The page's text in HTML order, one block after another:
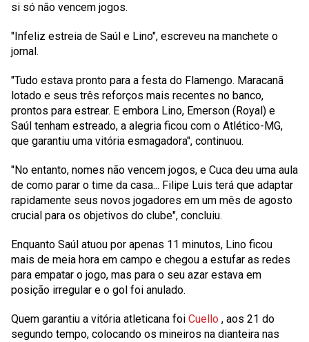
si só não vencem jogos.
"Infeliz estreia de Saúl e Lino", escreveu na manchete o
jornal.
"Tudo estava pronto para a festa do Flamengo. Maracanã
lotado e seus três reforços mais recentes no banco,
prontos para estrear. E embora Lino, Emerson (Royal) e
Saúl tenham estreado, a alegria ficou com o Atlético-MG,
que garantiu uma vitória esmagadora", continuou.
"No entanto, nomes não vencem jogos, e Cuca deu uma aula
de como parar o time da casa... Filipe Luis terá que adaptar
rapidamente seus novos jogadores em um mês de agosto
crucial para os objetivos do clube", concluiu.
Enquanto Saúl atuou por apenas 11 minutos, Lino ficou
mais de meia hora em campo e chegou a estufar as redes
para empatar o jogo, mas para o seu azar estava em
posição irregular e o gol foi anulado.
Quem garantiu a vitória atleticana foi Cuello , aos 21 do
segundo tempo, colocando os mineiros na dianteira nas